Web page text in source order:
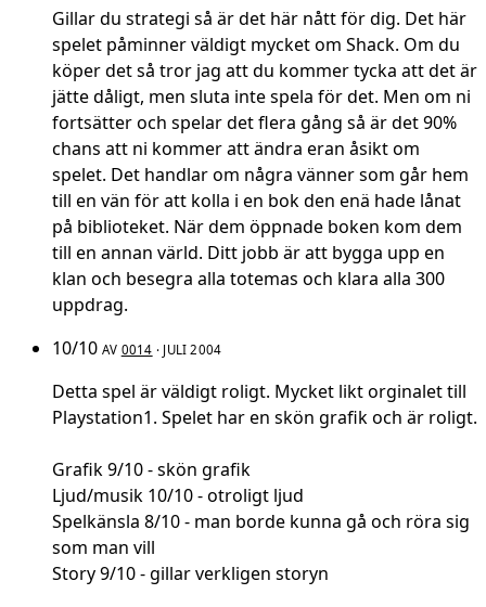
Gillar du strategi så är det här nått för dig. Det här
spelet påminner väldigt mycket om Shack. Om du
köper det så tror jag att du kommer tycka att det är
jätte dåligt, men sluta inte spela för det. Men om ni
fortsätter och spelar det flera gång så är det 90%
chans att ni kommer att ändra eran åsikt om
spelet. Det handlar om några vänner som går hem
till en vän för att kolla i en bok den enä hade lånat
på biblioteket. När dem öppnade boken kom dem
till en annan värld. Ditt jobb är att bygga upp en
klan och besegra alla totemas och klara alla 300
uppdrag.
10/10 AV 0014 · JULI 2004
Detta spel är väldigt roligt. Mycket likt orginalet till
Playstation1. Spelet har en skön grafik och är roligt.
Grafik 9/10 - skön grafik
Ljud/musik 10/10 - otroligt ljud
Spelkänsla 8/10 - man borde kunna gå och röra sig
som man vill
Story 9/10 - gillar verkligen storyn